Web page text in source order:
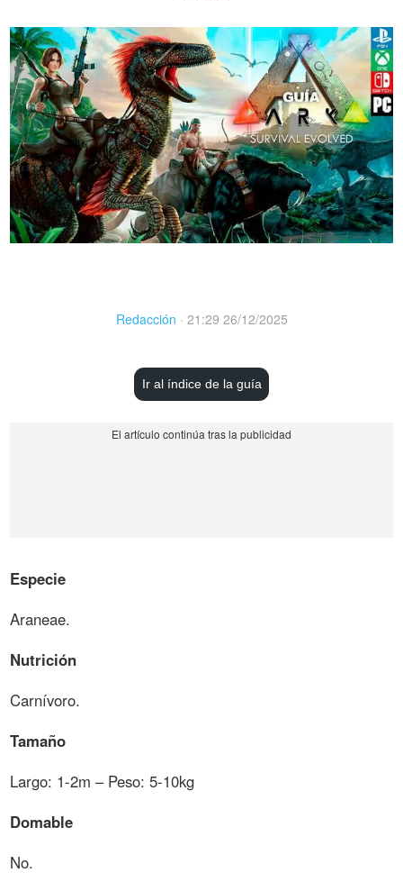
Redacción · 21:29 26/12/2025
Ir al índice de la guía
Especie
Araneae.
Nutrición
Carnívoro.
Tamaño
Largo: 1-2m – Peso: 5-10kg
Domable
No.